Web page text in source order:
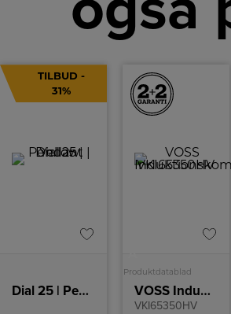
TILBUD -
31%
Dial 25 | Pendant | Yellow
Produktdatablad
VOSS Induktionskomfur
VKI65350HV